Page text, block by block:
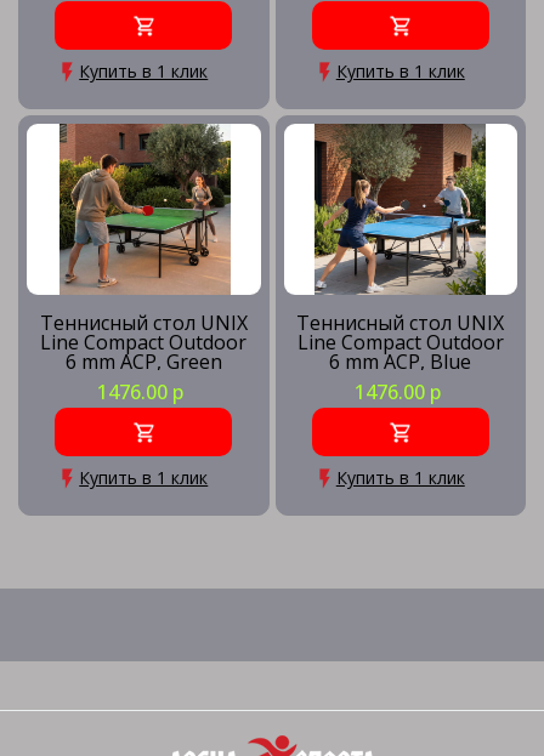
Купить в 1 клик Купить в 1 клик
Теннисный стол UNIX
Line Compact Outdoor
6 mm ACP, Green
1476.00 р
Купить в 1 клик
Теннисный стол UNIX
Line Compact Outdoor
6 mm ACP, Blue
1476.00 р
Купить в 1 клик